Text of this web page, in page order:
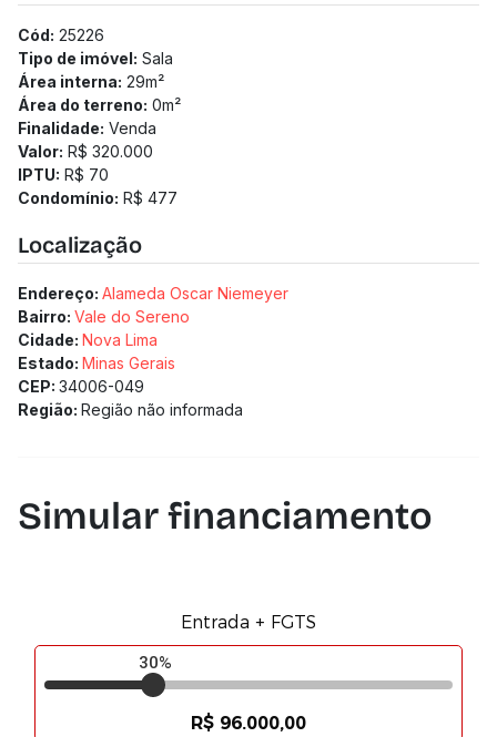
Cód: 25226
Tipo de imóvel: Sala
Área interna: 29m²
Área do terreno: 0m²
Finalidade: Venda
Valor: R$ 320.000
IPTU: R$ 70
Condomínio: R$ 477
Localização
Endereço: Alameda Oscar Niemeyer
Bairro: Vale do Sereno
Cidade: Nova Lima
Estado: Minas Gerais
CEP: 34006-049
Região: Região não informada
Simular financiamento